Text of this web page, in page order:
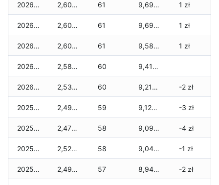
2026-01-05 2,605 zł 61 9,695 zł 1 zł
2026-01-04 2,605 zł 61 9,695 zł 1 zł
2026-01-03 2,605 zł 61 9,585 zł 1 zł
2026-01-02 2,580 zł 60 9,410 zł
2026-01-01 2,530 zł 60 9,210 zł -2 zł
2025-12-31 2,495 zł 59 9,125 zł -3 zł
2025-12-30 2,470 zł 58 9,090 zł -4 zł
2025-12-29 2,520 zł 58 9,040 zł -1 zł
2025-12-28 2,495 zł 57 8,940 zł -2 zł